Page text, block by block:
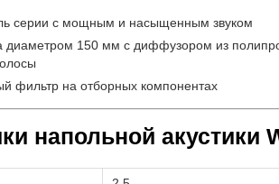
серии с мощным и насыщенным звуком
диаметром 150 мм с диффузором из
фильтр на отборных компонентах
напольной акустики